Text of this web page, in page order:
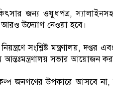
জন্য ওষুধপত্র,
উদ্যোগ নেওয়া হবে।
সংশ্লিষ্ট মন্ত্রণালয়,
আন্তঃমন্ত্রণালয় সভার আয়োজন
জনগণের উপকারে আসবে না,